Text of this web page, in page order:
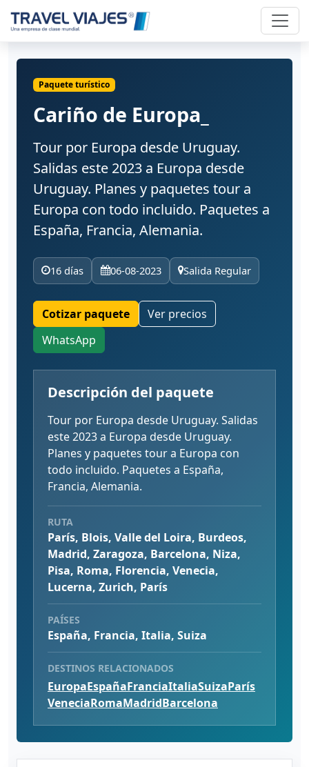
Paquete turístico
Cariño de Europa_
Tour por Europa desde Uruguay.
Salidas este 2023 a Europa desde
Uruguay. Planes y paquetes tour a
Europa con todo incluido. Paquetes a
España, Francia, Alemania.
16 días 06-08-2023 Salida Regular
Cotizar paquete
Ver precios
WhatsApp
Descripción del paquete
Tour por Europa desde Uruguay. Salidas
este 2023 a Europa desde Uruguay.
Planes y paquetes tour a Europa con
todo incluido. Paquetes a España,
Francia, Alemania.
RUTA
París, Blois, Valle del Loira, Burdeos,
Madrid, Zaragoza, Barcelona, Niza,
Pisa, Roma, Florencia, Venecia,
Lucerna, Zurich, París
PAÍSES
España, Francia, Italia, Suiza
DESTINOS RELACIONADOS
EuropaEspañaFranciaItaliaSuizaParís
VeneciaRomaMadridBarcelona